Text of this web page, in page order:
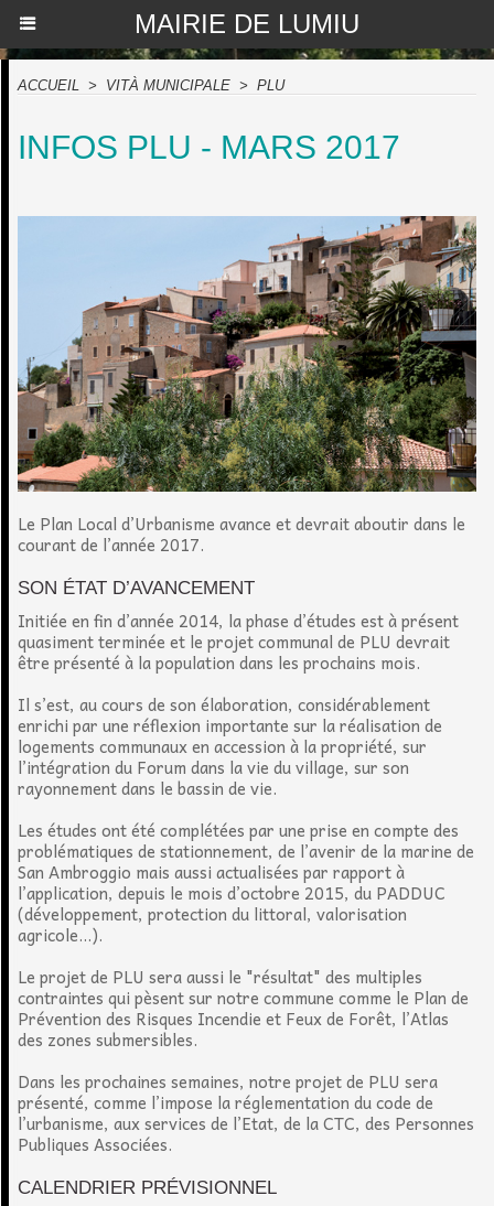
MAIRIE DE LUMIU
ACCUEIL > VITÀ MUNICIPALE > PLU
INFOS PLU - MARS 2017
Le Plan Local d’Urbanisme avance et devrait aboutir dans le
courant de l’année 2017.
SON ÉTAT D’AVANCEMENT
Initiée en fin d’année 2014, la phase d’études est à présent
quasiment terminée et le projet communal de PLU devrait
être présenté à la population dans les prochains mois.
Il s’est, au cours de son élaboration, considérablement
enrichi par une réflexion importante sur la réalisation de
logements communaux en accession à la propriété, sur
l’intégration du Forum dans la vie du village, sur son
rayonnement dans le bassin de vie.
Les études ont été complétées par une prise en compte des
problématiques de stationnement, de l’avenir de la marine de
San Ambroggio mais aussi actualisées par rapport à
l’application, depuis le mois d’octobre 2015, du PADDUC
(développement, protection du littoral, valorisation
agricole...).
Le projet de PLU sera aussi le "résultat" des multiples
contraintes qui pèsent sur notre commune comme le Plan de
Prévention des Risques Incendie et Feux de Forêt, l’Atlas
des zones submersibles.
Dans les prochaines semaines, notre projet de PLU sera
présenté, comme l’impose la réglementation du code de
l’urbanisme, aux services de l’Etat, de la CTC, des Personnes
Publiques Associées.
CALENDRIER PRÉVISIONNEL